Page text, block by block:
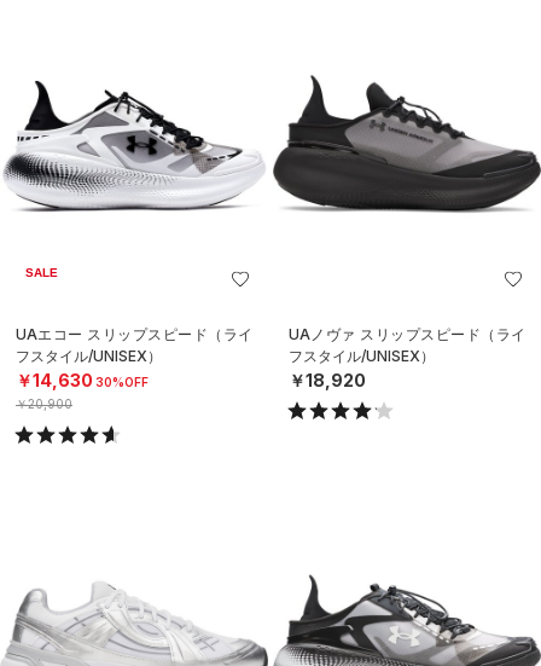
SALE
UAエコー スリップスピード（ライ
フスタイル/UNISEX）
￥14,630 30%OFF
￥20,900
UAノヴァ スリップスピード（ライ
フスタイル/UNISEX）
￥18,920